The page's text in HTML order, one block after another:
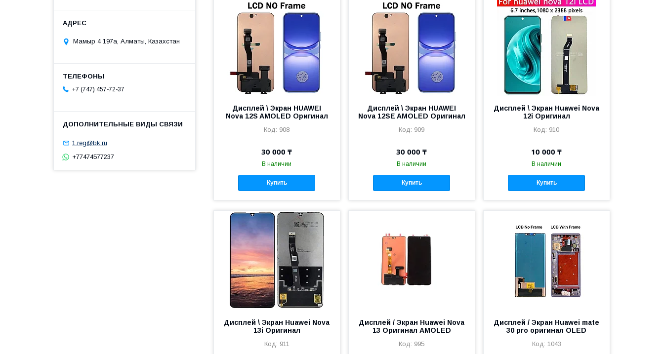
Дисплей \ Экран HUAWEI
Nova 12S AMOLED Оригинал
908
30 000 ₸
В наличии
Купить
Дисплей \ Экран HUAWEI
Nova 12SE AMOLED Оригинал
909
30 000 ₸
В наличии
Купить
Дисплей \ Экран Huawei Nova
12i Оригинал
910
10 000 ₸
В наличии
Купить
Дисплей \ Экран Huawei Nova
13i Оригинал
911
Дисплей / Экран Huawei Nova
13 Оригинал AMOLED
995
Дисплей / Экран Huawei mate
30 pro оригинал OLED
1043
Мамыр 4 197а, Алматы, Казахстан
+7 (747) 457-72-37
1.reg@bk.ru
+77474577237